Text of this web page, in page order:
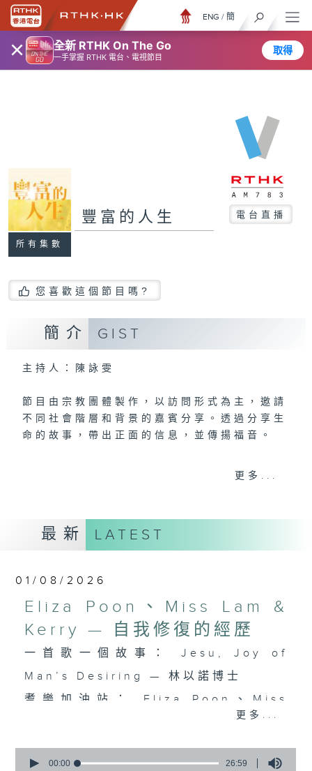
× 全新 RTHK On The Go
一手掌握 RTHK 電台、電視節目
取得
ENG / 簡
所有集數
豐富的人生 電台直播
您喜歡這個節目嗎?
簡介 GIST
主持人：陳詠雯
節目由宗教團體製作，以訪問形式為主，邀請
不同社會階層和背景的嘉賓分享。透過分享生
命的故事，帶出正面的信息，並傳揚福音。
更多...
最新 LATEST
01/08/2026
Eliza Poon、Miss Lam &
Kerry — 自我修復的經歷
一首歌一個故事： Jesu, Joy of
Man’s Desiring — 林以諾博士
耆樂加油站： Eliza Poon、Miss
Lam & Kerry — 自我修復的經歷
更多...
seconds
00:00 26:59